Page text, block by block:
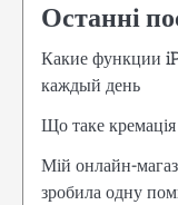
Останні
Какие функции
каждый день
Що таке
Мій онлайн-
зробила одну